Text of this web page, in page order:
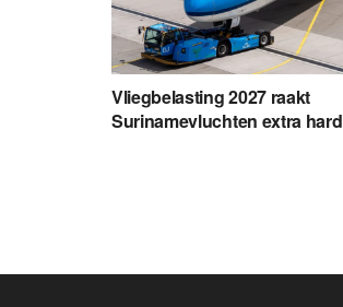
Vliegbelasting 2027 raakt
Surinamevluchten extra hard